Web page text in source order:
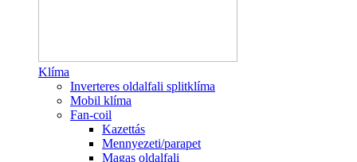
Klíma
Inverteres oldalfali splitklíma
Mobil klíma
Fan-coil
Kazettás
Mennyezeti/parapet
Magas oldalfali